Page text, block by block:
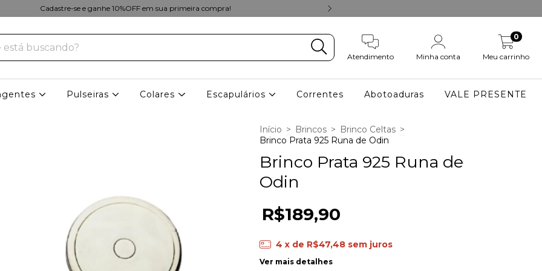
Cadastre-se e ganhe 10%OFF em sua primeira compra!
Atendimento Minha conta Meu carrinho
0
Pulseiras Colares Escapulários Correntes Abotoaduras VALE PRESENTE
Início > Brincos > Brinco Celtas >
Brinco Prata 925 Runa de Odin
Brinco Prata 925 Runa de
Odin
R$189,90
4 x de R$47,48 sem juros
Ver mais detalhes